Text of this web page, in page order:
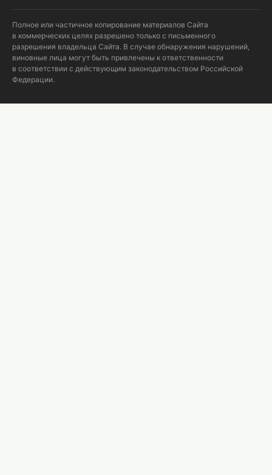
Полное или частичное копирование материалов Сайта
в коммерческих целях разрешено только с письменного
разрешения владельца Сайта. В случае обнаружения нарушений,
виновные лица могут быть привлечены к ответственности
в соответствии с действующим законодательством Российской
Федерации.